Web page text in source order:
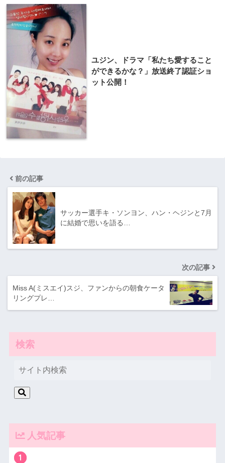
ユジン、ドラマ「私たち愛すること
ができるかな？」放送終了認証ショ
ット公開！
前の記事
サッカー選手キ・ソンヨン、ハン・ヘジンと7月
に結婚で思いを語る…
次の記事
Miss A(ミスエイ)スジ、ファンからの朝食ケータ
リングプレ…
検索
人気記事
1